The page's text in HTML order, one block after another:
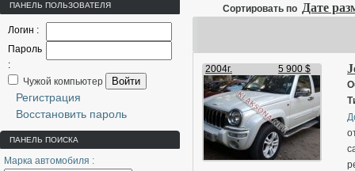
ПАНЕЛЬ ПОЛЬЗОВАТЕЛЯ
Логин :
Пароль
:
Чужой компьютер
Войти
Регистрация
Восстановить пароль
ПАНЕЛЬ ПОИСКА
Марка автомобиля :
Сортировать по Дате
2004г. 5 900 $